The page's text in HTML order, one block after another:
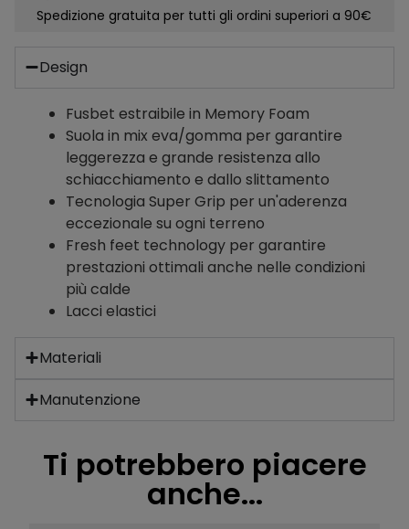
Spedizione gratuita per tutti gli ordini superiori a 90€
Design
Fusbet estraibile in Memory Foam
Suola in mix eva/gomma per garantire
leggerezza e grande resistenza allo
schiacchiamento e dallo slittamento
Tecnologia Super Grip per un'aderenza
eccezionale su ogni terreno
Fresh feet technology per garantire
prestazioni ottimali anche nelle condizioni
più calde
Lacci elastici
Materiali
Manutenzione
Ti potrebbero piacere
anche...